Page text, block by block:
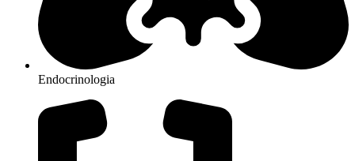
Endocrinologia